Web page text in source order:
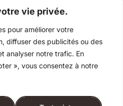
vie privée.
pour améliorer votre
diffuser des publicités ou des
analyser notre trafic. En
», vous consentez à notre
du Château
de Rochefort
Herbignac
40 88 96 17
utiles
& tarifs
Château
de contact